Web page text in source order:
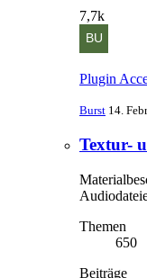
7,7k
Plugin
Burst 14.
Textur-
Themen
650
Beiträge